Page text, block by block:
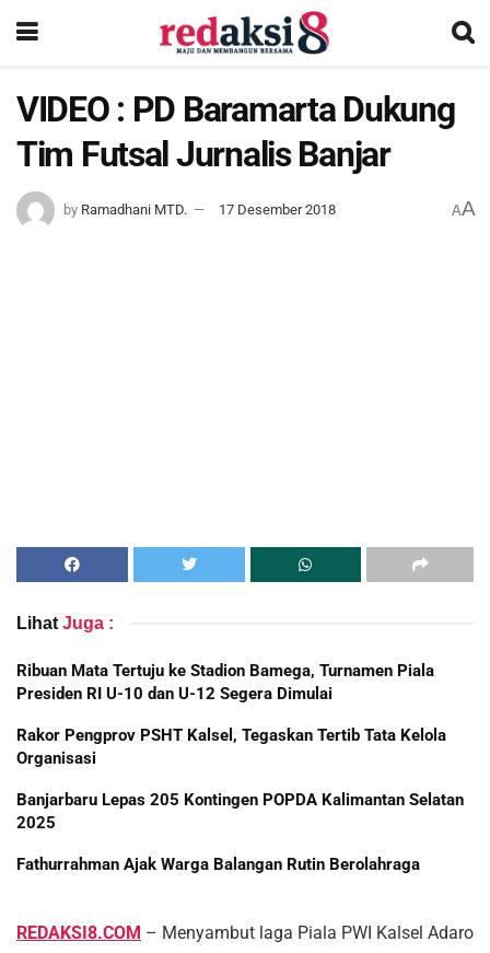
VIDEO : PD Baramarta Dukung
Tim Futsal Jurnalis Banjar
by Ramadhani MTD. 17 Desember 2018 AA
Lihat Juga :
Ribuan Mata Tertuju ke Stadion Bamega, Turnamen Piala
Presiden RI U-10 dan U-12 Segera Dimulai
Rakor Pengprov PSHT Kalsel, Tegaskan Tertib Tata Kelola
Organisasi
Banjarbaru Lepas 205 Kontingen POPDA Kalimantan Selatan
2025
Fathurrahman Ajak Warga Balangan Rutin Berolahraga
REDAKSI8.COM – Menyambut laga Piala PWI Kalsel Adaro